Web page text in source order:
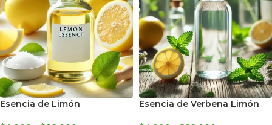
Esencia de Limón Esencia de Verbena Limón